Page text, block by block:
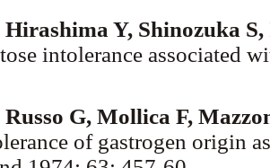
Hirashima Y, Shinozuka
intolerance associated
Russo G, Mollica F,
of gastrogen origin